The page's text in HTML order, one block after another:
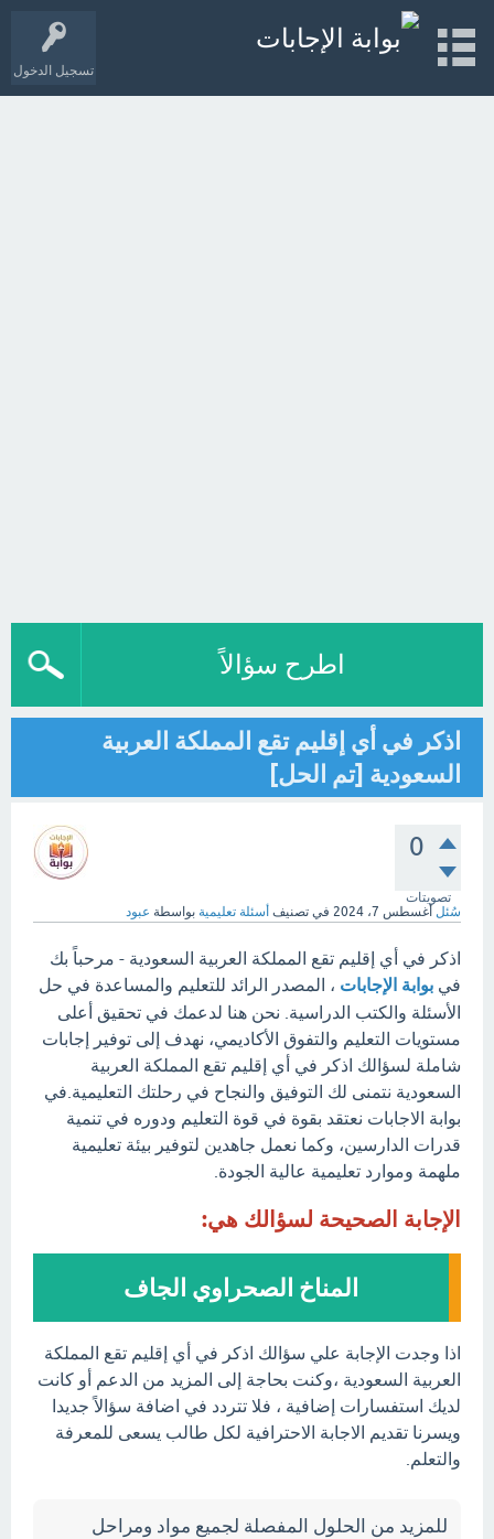
تسجيل الدخول
اطرح سؤالاً
اذكر في أي إقليم تقع المملكة العربية
السعودية [تم الحل]
0
تصويتات
سُئل أغسطس 7، 2024 في تصنيف أسئلة تعليمية بواسطة عبود
اذكر في أي إقليم تقع المملكة العربية السعودية - مرحباً بك
في بوابة الإجابات ، المصدر الرائد للتعليم والمساعدة في حل
الأسئلة والكتب الدراسية. نحن هنا لدعمك في تحقيق أعلى
مستويات التعليم والتفوق الأكاديمي، نهدف إلى توفير إجابات
شاملة لسؤالك اذكر في أي إقليم تقع المملكة العربية
السعودية نتمنى لك التوفيق والنجاح في رحلتك التعليمية.في
بوابة الاجابات نعتقد بقوة في قوة التعليم ودوره في تنمية
قدرات الدارسين، وكما نعمل جاهدين لتوفير بيئة تعليمية
ملهمة وموارد تعليمية عالية الجودة.
الإجابة الصحيحة لسؤالك هي:
المناخ الصحراوي الجاف
اذا وجدت الإجابة علي سؤالك اذكر في أي إقليم تقع المملكة
العربية السعودية ،وكنت بحاجة إلى المزيد من الدعم أو كانت
لديك استفسارات إضافية ، فلا تتردد في اضافة سؤالاً جديدا
ويسرنا تقديم الاجابة الاحترافية لكل طالب يسعى للمعرفة
والتعلم.
للمزيد من الحلول المفصلة لجميع مواد ومراحل